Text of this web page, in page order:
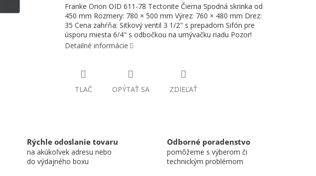
Franke Orion OID 611-78 Tectonite Čierna Spodná skrinka od
450 mm Rozmery: 780 × 500 mm Výrez: 760 × 480 mm Drez:
35 Cena zahŕňa: Sitkový ventil 3 1/2" s prepadom Sifón pre
úsporu miesta 6/4" s odbočkou na umývačku riadu Pozor!
Detailné informácie
TLAČ OPÝTAŤ SA ZDIEĽAŤ
Rýchle odoslanie tovaru
na akúkoľvek adresu nebo
do výdajného boxu
Odborné poradenstvo
pomôžeme s výberom či
technickým problémom